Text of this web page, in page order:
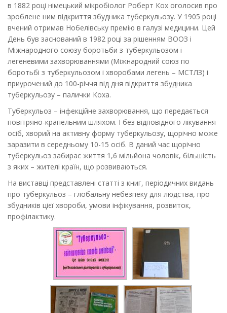
в 1882 році німецький мікробіолог Роберт Кох оголосив про
зроблене ним відкриття збудника туберкульозу. У 1905 році
вчений отримав Нобелівську премію в галузі медицини. Цей
День був заснований в 1982 році за рішенням ВООЗ і
Міжнародного союзу боротьби з туберкульозом і
легеневими захворюваннями (Міжнародний союз по
боротьбі з туберкульозом і хворобами легень – МСТЛЗ) і
приурочений до 100-річчя від дня відкриття збудника
туберкульозу – палички Коха.
Туберкульоз – інфекційне захворювання, що передається
повітряно-крапельним шляхом. І без відповідного лікування
осіб, хворий на активну форму туберкульозу, щорічно може
заразити в середньому 10-15 осіб. В даний час щорічно
туберкульоз забирає життя 1,6 мільйона чоловік, більшість
з яких – жителі країн, що розвиваються.
На виставці представлені статті з книг, періодичних видань
про туберкульоз – глобальну небезпеку для людства, про
збудників цієї хвороби, умови інфікування, розвиток,
профілактику.